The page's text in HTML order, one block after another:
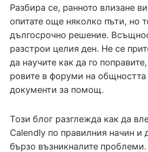
Разбира се, ранното влизане
опитате още няколко пъти, но
дългосрочно решение.
разстрои целия ден. Не се
да научите как да го
ровите в форуми на общността
документи за помощ.
Този блог разглежда как да
Calendly по правилния начин и
бързо възникналите